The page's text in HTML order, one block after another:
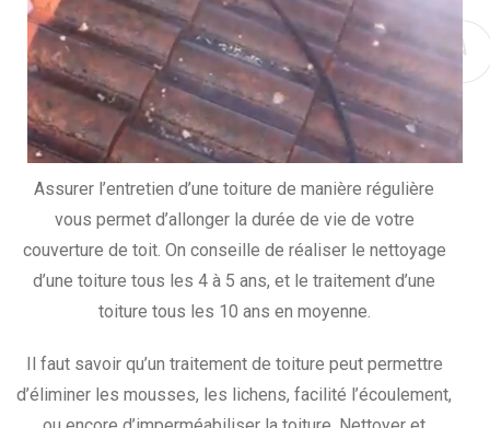
Assurer l’entretien d’une toiture de manière régulière
vous permet d’allonger la durée de vie de votre
couverture de toit. On conseille de réaliser le nettoyage
d’une toiture tous les 4 à 5 ans, et le traitement d’une
toiture tous les 10 ans en moyenne.
Il faut savoir qu’un traitement de toiture peut permettre
d’éliminer les mousses, les lichens, facilité l’écoulement,